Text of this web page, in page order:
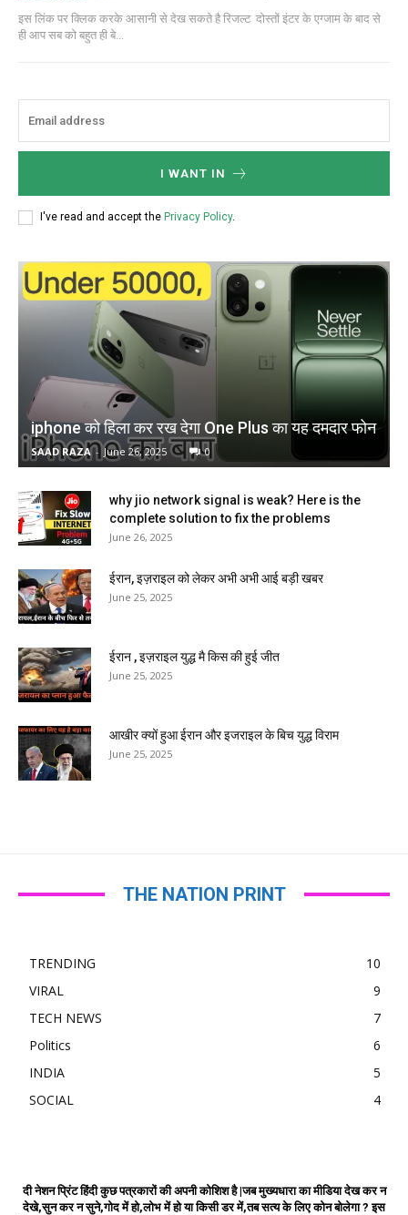
इस लिंक पर क्लिक करके आसानी से देख सकते है रिजल्ट दोस्तों इंटर के एग्जाम के बाद से
ही आप सब को बहुत ही बे...
I WANT IN
I've read and accept the Privacy Policy.
iphone को हिला कर रख देगा One Plus का यह दमदार फोन
SAAD RAZA - June 26, 2025 0
why jio network signal is weak? Here is the
complete solution to fix the problems
June 26, 2025
ईरान, इज़राइल को लेकर अभी अभी आई बड़ी खबर
June 25, 2025
ईरान , इज़राइल युद्ध मै किस की हुई जीत
June 25, 2025
आखीर क्यों हुआ ईरान और इजराइल के बिच युद्ध विराम
June 25, 2025
THE NATION PRINT
TRENDING
10
VIRAL
9
TECH NEWS
7
Politics
6
INDIA
5
SOCIAL
4
दी नेशन प्रिंट हिंदी कुछ पत्रकारों की अपनी कोशिश है |जब मुख्यधारा का मीडिया देख कर न
देखे,सुन कर न सुने,गोद में हो,लोभ में हो या किसी डर में,तब सत्य के लिए कोन बोलेगा ? इस